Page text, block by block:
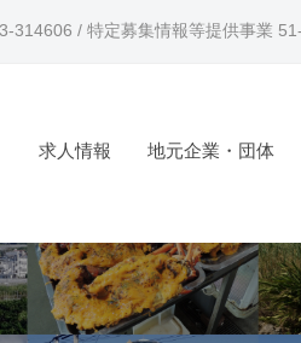
314606 / 特定募集情報等提供事業
求人情報 地元企業・団体